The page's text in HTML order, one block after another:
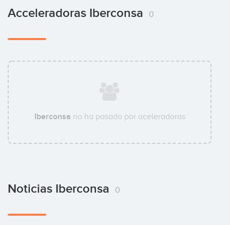
Acceleradoras Iberconsa 0
Iberconsa no ha pasado por aceleradoras
Noticias Iberconsa 0